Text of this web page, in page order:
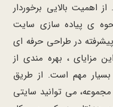
بالایی برخوردار
ی پیاده سازی سایت
در طراحی حرفه ای
مزایای ، بهره مندی از
مهم است. از طریق
می توانید سایتی